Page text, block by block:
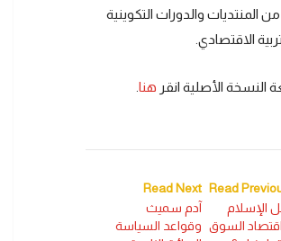
المنتديات والدورات التكوينية
الاقتصادي.
النسخة الأصلية انقر هنا
Read
الإسلام
السوق
Read Next
آدم سميث
وقواعد السياسة